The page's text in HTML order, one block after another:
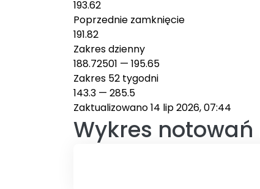
193.62
Poprzednie zamknięcie
191.82
Zakres dzienny
188.72501 — 195.65
Zakres 52 tygodni
143.3 — 285.5
Zaktualizowano 14 lip 2026, 07:44
Wykres notowań